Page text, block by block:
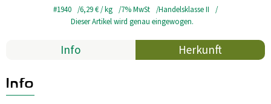
Genossenschaft & Beitritt
Über uns
B2B
#1940 6,29 €/ kg 7% MwSt
Handelsklasse II
Dieser Artikel wird genau eingewogen.
Info Herkunft
Info